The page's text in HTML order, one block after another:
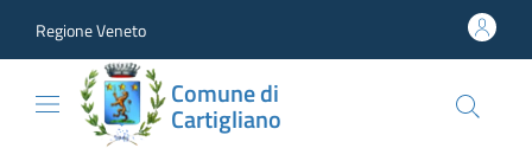
Regione Veneto
Comune di
Cartigliano